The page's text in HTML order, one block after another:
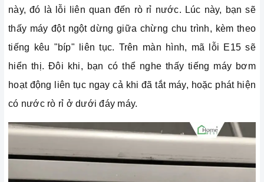
này, đó là lỗi liên quan đến rò rỉ nước. Lúc này, bạn sẽ
thấy máy đột ngột dừng giữa chừng chu trình, kèm theo
tiếng kêu "bíp" liên tục. Trên màn hình, mã lỗi E15 sẽ
hiển thị. Đôi khi, bạn có thể nghe thấy tiếng máy bơm
hoạt động liên tục ngay cả khi đã tắt máy, hoặc phát hiện
có nước rò rỉ ở dưới đáy máy.